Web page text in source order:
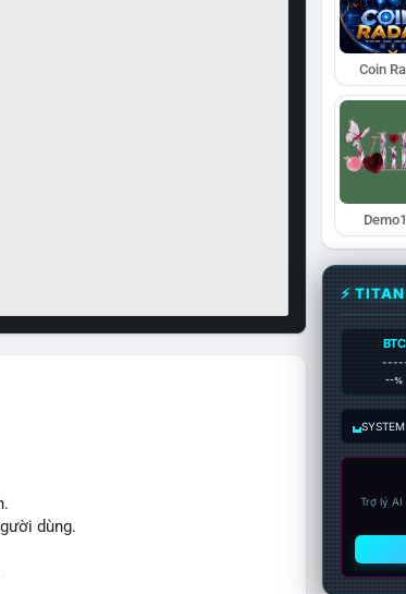
dùng.
Coin
⚡
BTC
--%
Trợ lý